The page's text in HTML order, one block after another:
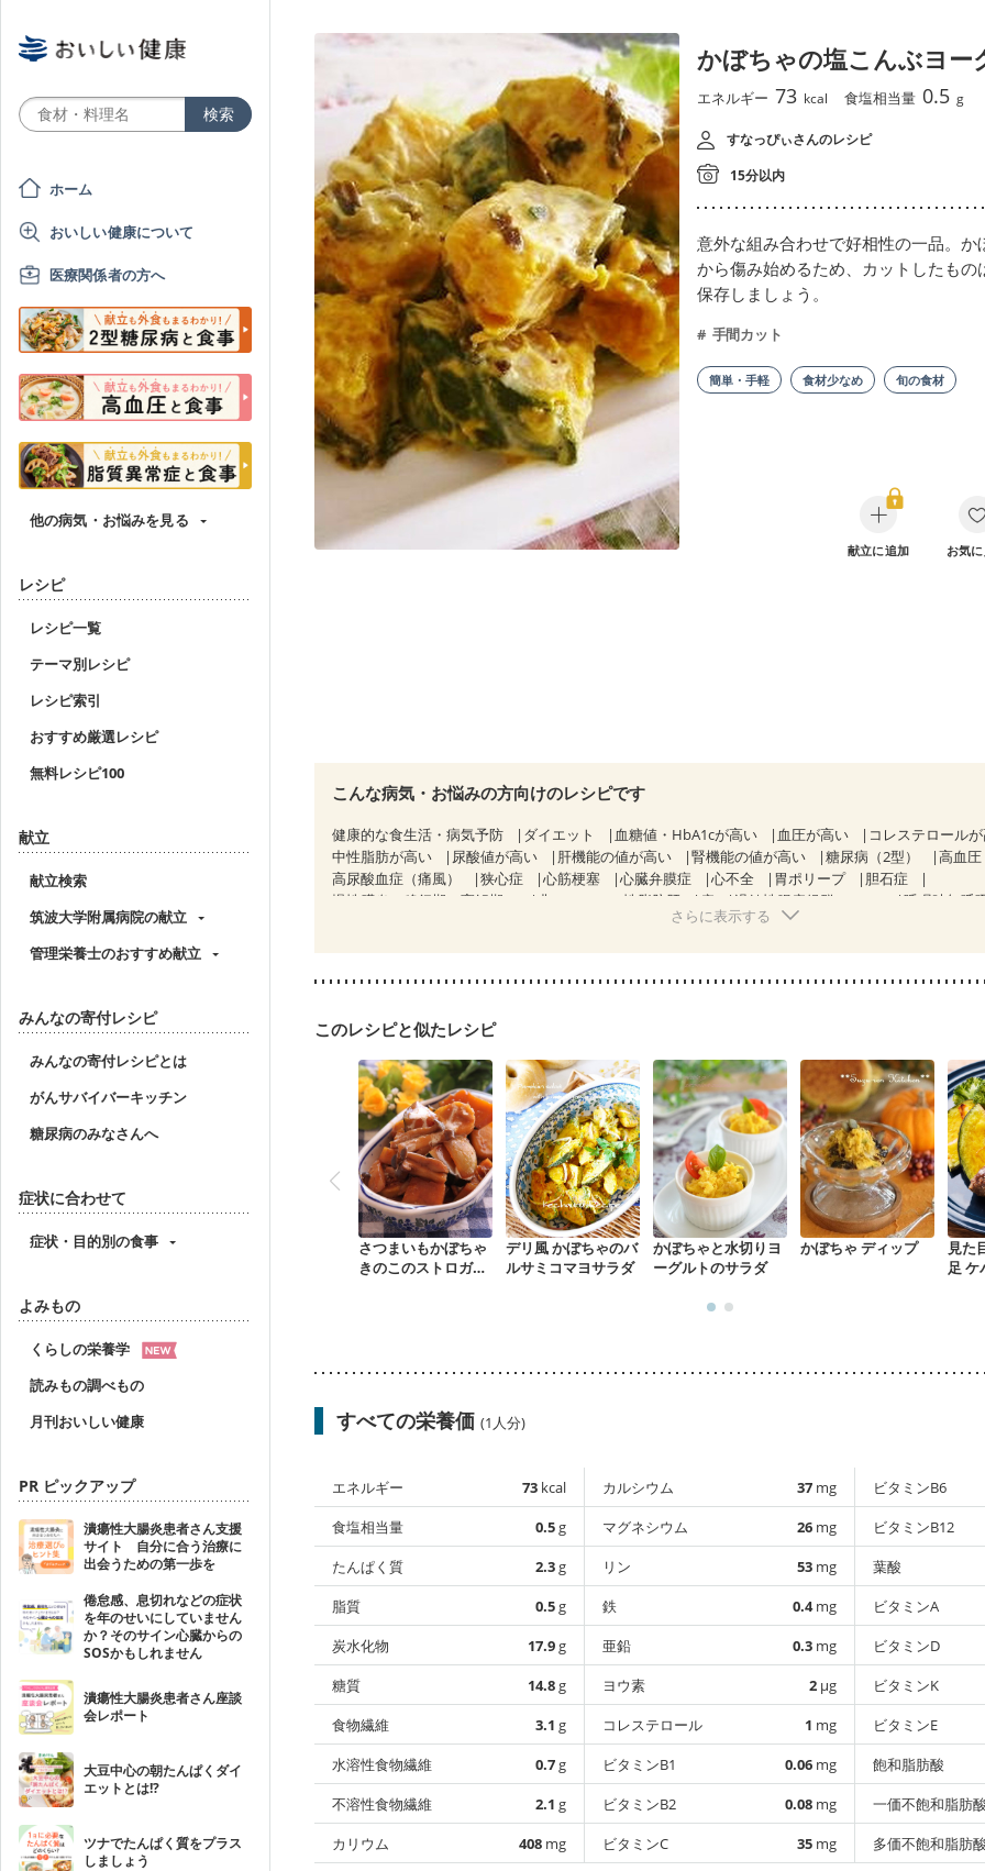
ホーム
おいしい健康について
医療関係者の方へ
他の病気・お悩みを見る
レシピ
レシピ一覧
テーマ別レシピ
レシピ索引
おすすめ厳選レシピ
無料レシピ100
献立
献立検索
筑波大学附属病院の献立
管理栄養士のおすすめ献立
みんなの寄付レシピ
みんなの寄付レシピとは
がんサバイバーキッチン
糖尿病のみなさんへ
症状に合わせて
症状・目的別の食事
よみもの
くらしの栄養学
読みもの調べもの
月刊おいしい健康
PR ピックアップ
潰瘍性大腸炎患者さん支援
サイト 自分に合う治療に
出会うための第一歩を
倦怠感、息切れなどの症状
を年のせいにしていません
か？そのサイン心臓からの
SOSかもしれません
潰瘍性大腸炎患者さん座談
会レポート
大豆中心の朝たんぱくダイ
エットとは!?
ツナでたんぱく質をプラス
しましょう
かぼちゃの塩こんぶヨー
エネルギー 73 kcal 食塩相当量 0.5 g
すなっぴぃさんのレシピ
15分以内
意外な組み合わせで好相性の一品。か
から傷み始めるため、カットしたもの
保存しましょう。
手間カット
簡単・手軽 食材少なめ 旬の食材
献立に追加 お気
こんな病気・お悩みの方向けのレシピです
健康的な食生活・病気予防 ダイエット 血糖値・HbA1cが高い 血圧が高い
コレステロール
中性脂肪が高い
尿酸値が高い 肝機能の値が高い 腎機能の値が高い 糖尿病（2型） 高血圧
高尿酸血症（痛風）
狭心症 心筋梗塞 心臓弁膜症 心不全 胃ポリープ
胆石症
慢性膵炎（移行期・寛解期）
非アルコール性脂肪肝 痔 過敏性腸症候群（IBS）
睡眠時無呼
CKD（ステージ１）
妊婦健診・血圧が気になる（初期）
妊婦健診・血糖値が気になる（初期） 妊娠高血圧(中期)
フレイル（年齢に合わせた体作り）
さらに表示する
このレシピと似たレシピ
さつまいもかぼちゃ
きのこのストロガノ
デリ風 かぼちゃのバ
ルサミコマヨサラダ
かぼちゃと水切りヨ
ーグルトのサラダ
かぼちゃ ディップ
見た
足 ケ
すべての栄養価 (1人分)
エネルギー 73 kcal
食塩相当量
0.5g
たんぱく質
2.3g
脂質
0.5g
炭水化物
17.9g
糖質
14.8g
食物繊維
3.1 g
水溶性食物繊維
0.7g
不溶性食物繊維
2.1 g
カリウム
408 mg
カルシウム 37 mg
マグネシウム
26 mg
リン
53 mg
鉄
0.4mg
亜鉛
0.3 mg
ヨウ素
2 µg
コレステロール
1 mg
ビタミンB1
0.06 mg
ビタミンB2
0.08 mg
ビタミンC
35 mg
ビタミンB6
ビタミンB12
葉酸
ビタミンA
ビタミンD
ビタミンK
ビタミンE
飽和脂肪酸
一価不飽和脂肪酸
多価不飽和脂肪酸